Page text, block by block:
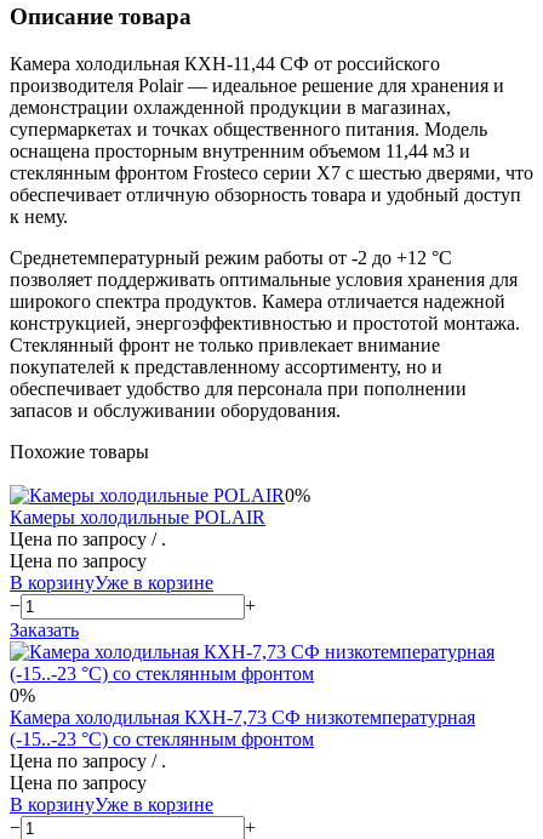
Описание товара
Камера холодильная КХН-11,44 СФ от российского
производителя Polair — идеальное решение для хранения и
демонстрации охлажденной продукции в магазинах,
супермаркетах и точках общественного питания. Модель
оснащена просторным внутренним объемом 11,44 м3 и
стеклянным фронтом Frosteco серии X7 с шестью дверями, что
обеспечивает отличную обзорность товара и удобный доступ
к нему.
Среднетемпературный режим работы от -2 до +12 °C
позволяет поддерживать оптимальные условия хранения для
широкого спектра продуктов. Камера отличается надежной
конструкцией, энергоэффективностью и простотой монтажа.
Стеклянный фронт не только привлекает внимание
покупателей к представленному ассортименту, но и
обеспечивает удобство для персонала при пополнении
запасов и обслуживании оборудования.
Похожие товары
0%
Камеры холодильные POLAIR
Цена по запросу / .
Цена по запросу
В корзинуУже в корзине
−
+
Заказать
0%
Камера холодильная КХН-7,73 СФ низкотемпературная
(-15..-23 °C) со стеклянным фронтом
Цена по запросу / .
Цена по запросу
В корзинуУже в корзине
−
+